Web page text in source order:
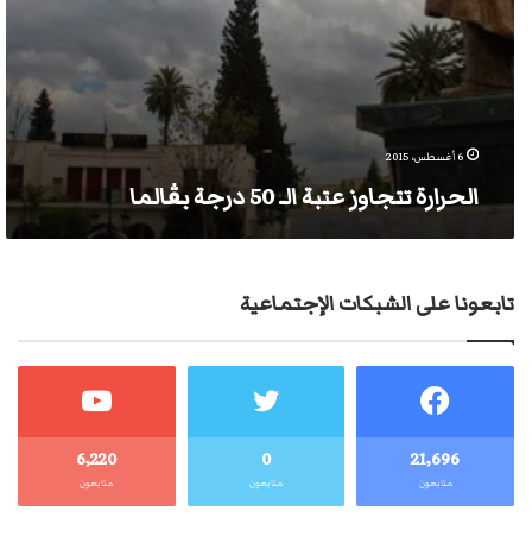
6 أغسطس، 2015
الحرارة تتجاوز عتبة الـ 50 درجة بڨالما
تابعونا على الشبكات الإجتماعية
21٬696
متابعون
0
متابعون
6٬220
متابعون